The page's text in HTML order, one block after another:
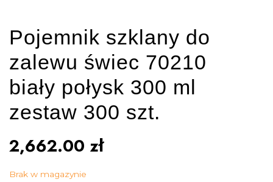
Pojemnik szklany do
zalewu świec 70210
biały połysk 300 ml
zestaw 300 szt.
2,662.00 zł
Brak w magazynie